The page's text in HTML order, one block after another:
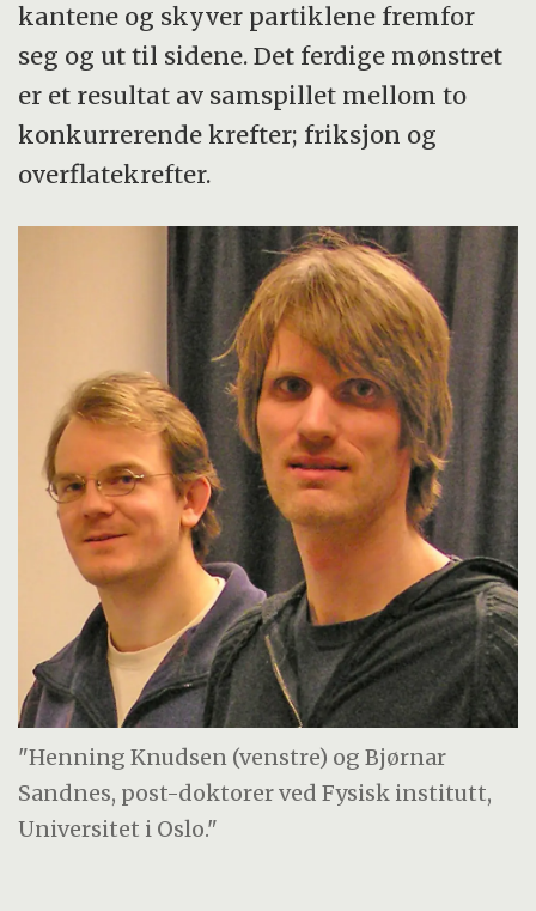
kantene og skyver partiklene fremfor
seg og ut til sidene. Det ferdige mønstret
er et resultat av samspillet mellom to
konkurrerende krefter; friksjon og
overflatekrefter.
"Henning Knudsen (venstre) og Bjørnar
Sandnes, post-doktorer ved Fysisk institutt,
Universitet i Oslo."